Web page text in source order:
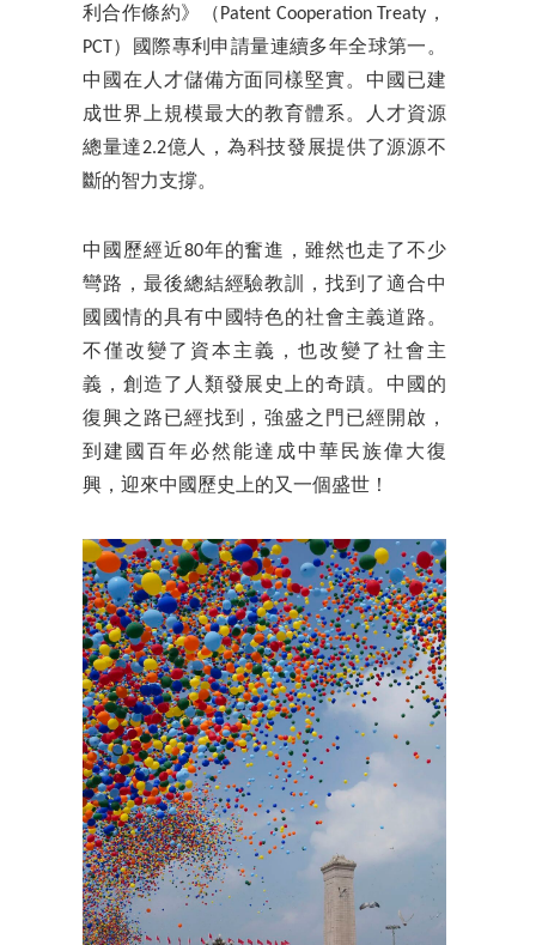
利合作條約》（Patent Cooperation Treaty，
PCT）國際專利申請量連續多年全球第一。
中國在人才儲備方面同樣堅實。中國已建
成世界上規模最大的教育體系。人才資源
總量達2.2億人，為科技發展提供了源源不
斷的智力支撐。
中國歷經近80年的奮進，雖然也走了不少
彎路，最後總結經驗教訓，找到了適合中
國國情的具有中國特色的社會主義道路。
不僅改變了資本主義，也改變了社會主
義，創造了人類發展史上的奇蹟。中國的
復興之路已經找到，強盛之門已經開啟，
到建國百年必然能達成中華民族偉大復
興，迎來中國歷史上的又一個盛世！